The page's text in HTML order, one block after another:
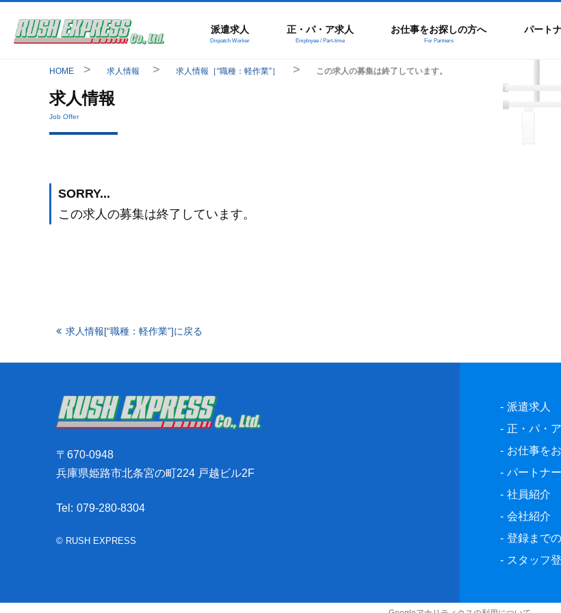
派遣求人
Dispatch Worker
正・パ・ア求人
Employee / Part-time
お仕事をお探しの方へ
For Partners
パート
HOME 求人情報 求人情報［“職種：軽作業”］ この求人の募集は終了しています。
求人情報
Job Offer
SORRY...
この求人の募集は終了しています。
求人情報[“職種：軽作業”]に戻る
派遣求人
正・パ・
お仕事を
パートナ
社員紹介
会社紹介
登録まで
スタッフ
〒670-0948
兵庫県姫路市北条宮の町224 戸越ビル2F
Tel: 079-280-8304
© RUSH EXPRESS